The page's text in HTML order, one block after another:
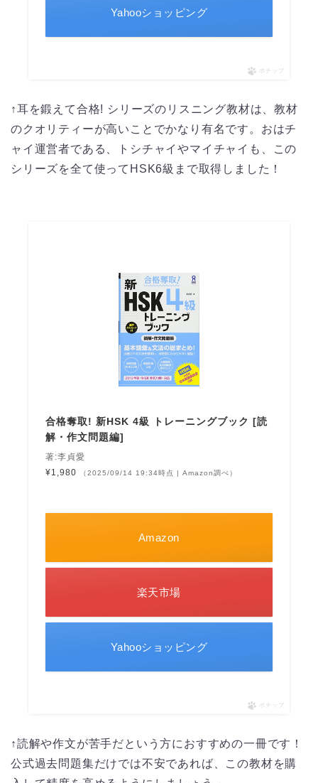
Yahooショッピング
ポチップ
↑耳を鍛えて合格! シリーズのリスニング教材は、教材
のクオリティーが高いことでかなり有名です。おはチ
ャイ運営者である、トシチャイやマイチャイも、この
シリーズを全て使ってHSK6級まで取得しました！
合格奪取! 新HSK 4級 トレーニングブック [読
解・作文問題編]
著:李貞愛
¥1,980
（2025/09/14 19:34時点 | Amazon調べ）
Amazon
楽天市場
Yahooショッピング
ポチップ
↑読解や作文が苦手だという方におすすめの一冊です！
公式過去問題集だけでは不安であれば、この教材を購